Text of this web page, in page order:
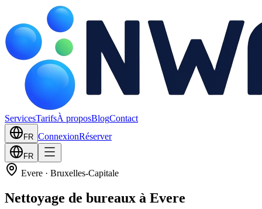
ServicesTarifsÀ proposBlogContact
FR ConnexionRéserver
FR
Evere · Bruxelles-Capitale
Nettoyage de bureaux à Evere